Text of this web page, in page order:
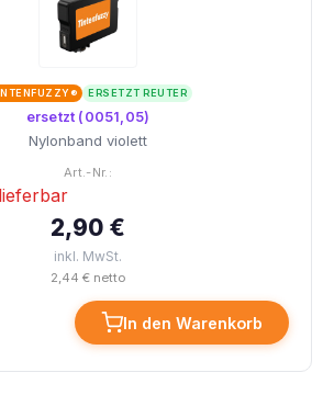
ERSETZT REUTER
ersetzt (0051,05)
Nylonband violett
Art.-Nr.:
2,90 €
inkl. MwSt.
2,44 € netto
In den Warenkorb